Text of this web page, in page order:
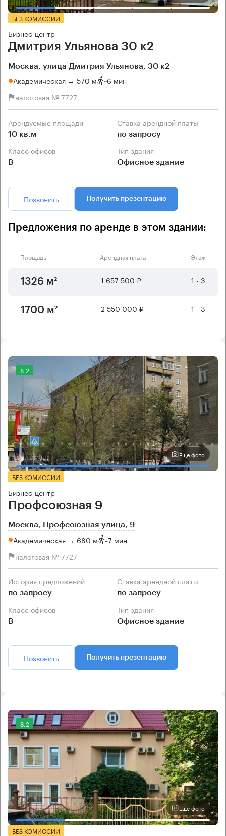
БЕЗ КОМИССИИ
Бизнес-центр
Дмитрия Ульянова 30 к2
Москва, улица Дмитрия Ульянова, 30 к2
Академическая → 570 м ~6 мин
налоговая № 7727
Арендуемые площади
10 кв.м
Ставка арендной платы
по запросу
Класс офисов
B
Тип здания
Офисное здание
Позвонить Получить презентацию
Предложения по аренде в этом здании:
Площадь Арендная плата Этаж
1326 м² 1 657 500 ₽ 1 - 3
1700 м² 2 550 000 ₽ 1 - 3
8.2
Еще фото
БЕЗ КОМИССИИ
Бизнес-центр
Профсоюзная 9
Москва, Профсоюзная улица, 9
Академическая → 680 м ~7 мин
налоговая № 7727
История предложений
по запросу
Ставка арендной платы
по запросу
Класс офисов
B
Тип здания
Офисное здание
Позвонить Получить презентацию
8.2
Еще фото
БЕЗ КОМИССИИ